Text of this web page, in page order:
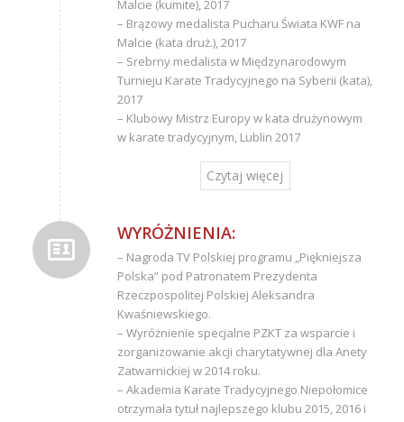
Malcie (kumite), 2017
– Brązowy medalista Pucharu Świata KWF na
Malcie (kata druż.), 2017
– Srebrny medalista w Międzynarodowym
Turnieju Karate Tradycyjnego na Syberii (kata),
2017
– Klubowy Mistrz Europy w kata drużynowym
w karate tradycyjnym, Lublin 2017
Czytaj więcej
WYRÓŻNIENIA:
– Nagroda TV Polskiej programu „Piękniejsza
Polska” pod Patronatem Prezydenta
Rzeczpospolitej Polskiej Aleksandra
Kwaśniewskiego.
– Wyróżnienie specjalne PZKT za wsparcie i
zorganizowanie akcji charytatywnej dla Anety
Zatwarnickiej w 2014 roku.
– Akademia Karate Tradycyjnego Niepołomice
otrzymała tytuł najlepszego klubu 2015, 2016 i